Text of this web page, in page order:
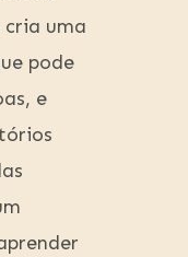
uma
pode
e